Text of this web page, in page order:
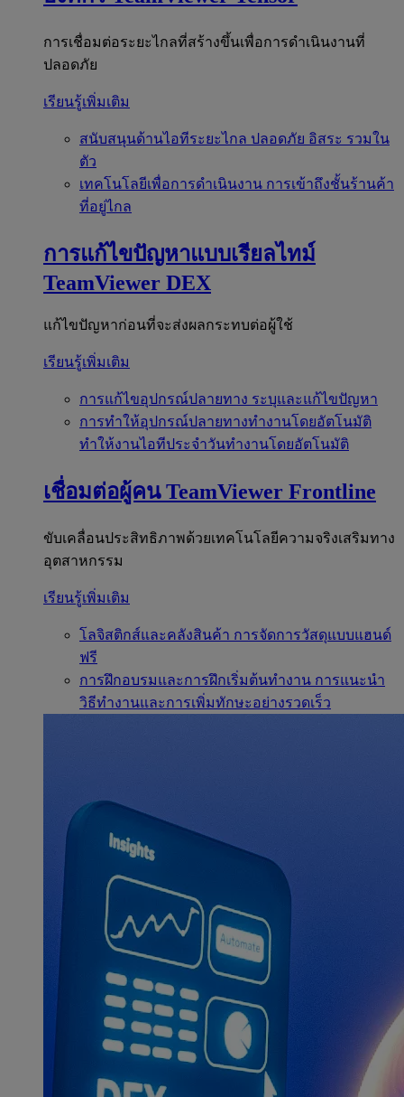
การเชื่อมต่อระยะไกลที่สร้างขึ้นเพื่อการดำเนินงานที่
ปลอดภัย
เรียนรู้เพิ่มเติม
สนับสนุนด้านไอทีระยะไกล ปลอดภัย อิสระ รวมใน
ตัว
เทคโนโลยีเพื่อการดำเนินงาน การเข้าถึงชั้นร้านค้า
ที่อยู่ไกล
การแก้ไขปัญหาแบบเรียลไทม์
TeamViewer DEX
แก้ไขปัญหาก่อนที่จะส่งผลกระทบต่อผู้ใช้
เรียนรู้เพิ่มเติม
การแก้ไขอุปกรณ์ปลายทาง ระบุและแก้ไขปัญหา
การทำให้อุปกรณ์ปลายทางทำงานโดยอัตโนมัติ
ทำให้งานไอทีประจำวันทำงานโดยอัตโนมัติ
เชื่อมต่อผู้คน TeamViewer Frontline
ขับเคลื่อนประสิทธิภาพด้วยเทคโนโลยีความจริงเสริมทาง
อุตสาหกรรม
เรียนรู้เพิ่มเติม
โลจิสติกส์และคลังสินค้า การจัดการวัสดุแบบแฮนด์
ฟรี
การฝึกอบรมและการฝึกเริ่มต้นทำงาน การแนะนำ
วิธีทำงานและการเพิ่มทักษะอย่างรวดเร็ว